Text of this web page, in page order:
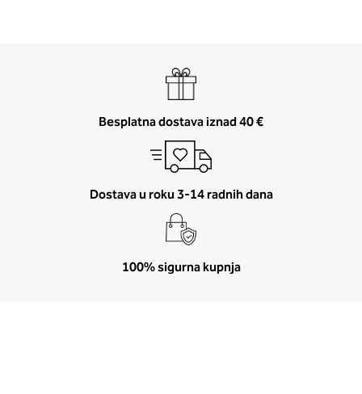
Besplatna dostava iznad 40 €
Dostava u roku 3-14 radnih dana
100% sigurna kupnja